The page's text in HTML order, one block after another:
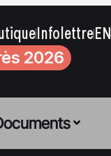
InfolettreEN
2026